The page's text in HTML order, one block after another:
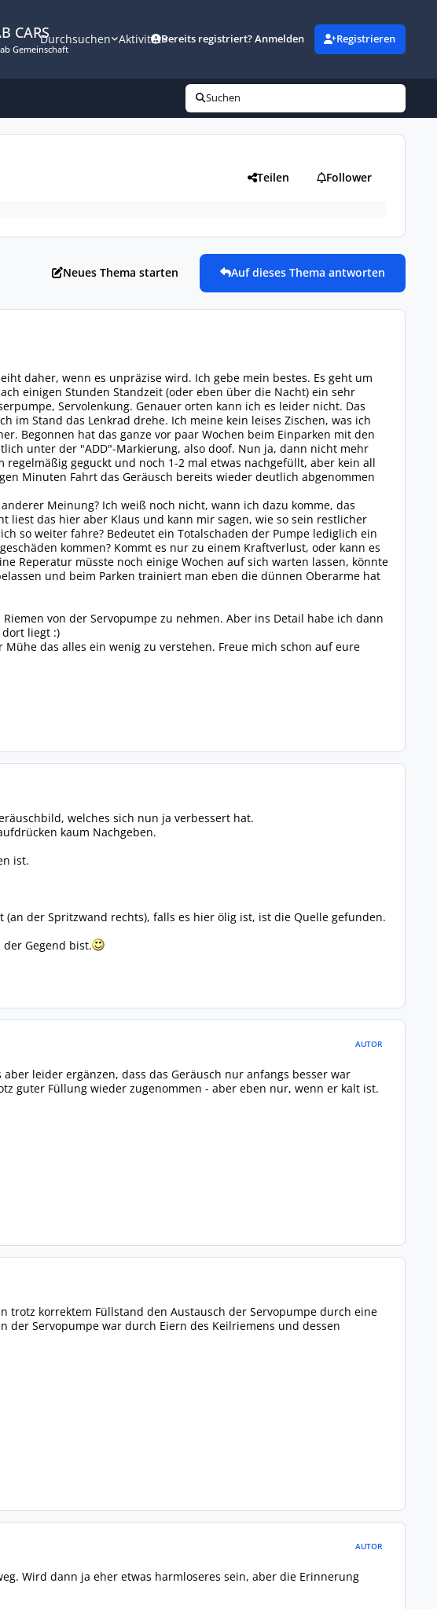
CARS
Gemeinschaft
Durchsuchen AktivitätBereits registriert? Anmelden Registrieren
Suchen
Teilen Follower
Neues Thema starten Auf dieses Thema antworten
daher, wenn es unpräzise wird. Ich gebe mein bestes. Es geht um
einigen Stunden Standzeit (oder eben über die Nacht) ein sehr
Servolenkung. Genauer orten kann ich es leider nicht. Das
im Stand das Lenkrad drehe. Ich meine kein leises Zischen, was ich
Begonnen hat das ganze vor paar Wochen beim Einparken mit den
unter der "ADD"-Markierung, also doof. Nun ja, dann nicht mehr
geguckt und noch 1-2 mal etwas nachgefüllt, aber kein all
Minuten Fahrt das Geräusch bereits wieder deutlich abgenommen
Meinung? Ich weiß noch nicht, wann ich dazu komme, das
liest das hier aber Klaus und kann mir sagen, wie so sein restlicher
so weiter fahre? Bedeutet ein Totalschaden der Pumpe lediglich ein
kommen? Kommt es nur zu einem Kraftverlust, oder kann es
Reperatur müsste noch einige Wochen auf sich warten lassen, könnte
und beim Parken trainiert man eben die dünnen Oberarme hat
von der Servopumpe zu nehmen. Aber ins Detail habe ich dann
liegt :)
das alles ein wenig zu verstehen. Freue mich schon auf eure
welches sich nun ja verbessert hat.
kaum Nachgeben.
ist.
der Spritzwand rechts), falls es hier ölig ist, ist die Quelle gefunden.
Gegend bist.
AUTOR
leider ergänzen, dass das Geräusch nur anfangs besser war
guter Füllung wieder zugenommen - aber eben nur, wenn er kalt ist.
trotz korrektem Füllstand den Austausch der Servopumpe durch eine
der Servopumpe war durch Eiern des Keilriemens und dessen
AUTOR
Wird dann ja eher etwas harmloseres sein, aber die Erinnerung